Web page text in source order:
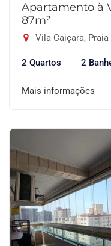
Apartamento à
87m²
Vila Caiçara, Praia
2 Quartos 2
Mais informações